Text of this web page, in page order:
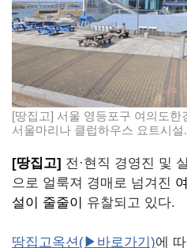
[땅집고] 서울 영등포구 여의도
서울마리나 클럽하우스 요트시
[땅집고] 전·현직 경영진 및
으로 얼룩져 경매로 넘겨진
설이 줄줄이
유찰되고 있다.
땅집고옥션(▶바로가기)에